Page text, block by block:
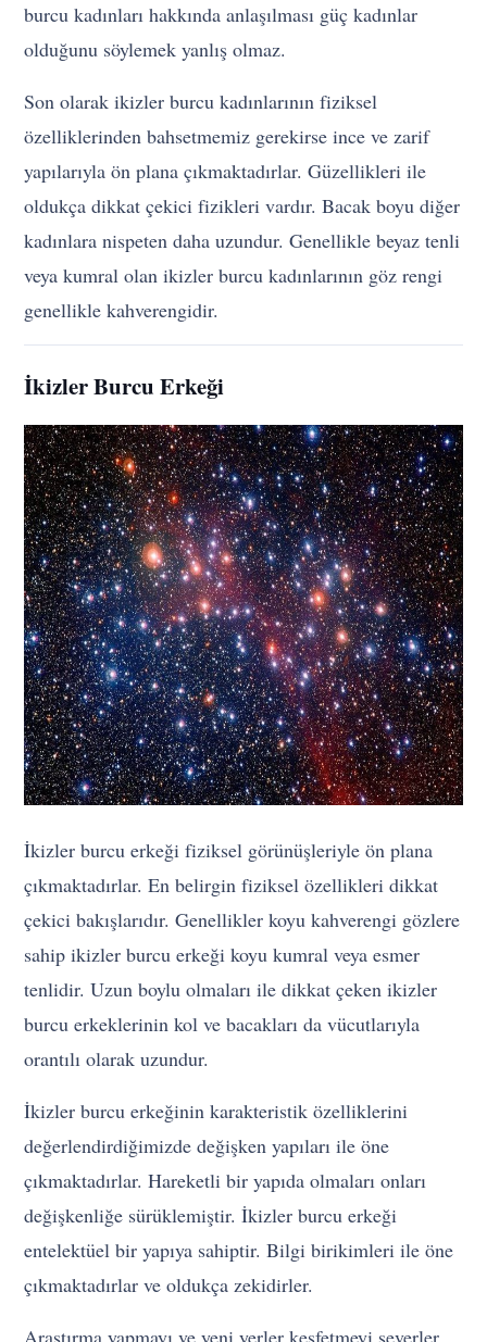
burcu kadınları hakkında anlaşılması güç kadınlar
olduğunu söylemek yanlış olmaz.
Son olarak ikizler burcu kadınlarının fiziksel
özelliklerinden bahsetmemiz gerekirse ince ve zarif
yapılarıyla ön plana çıkmaktadırlar. Güzellikleri ile
oldukça dikkat çekici fizikleri vardır. Bacak boyu diğer
kadınlara nispeten daha uzundur. Genellikle beyaz tenli
veya kumral olan ikizler burcu kadınlarının göz rengi
genellikle kahverengidir.
İkizler Burcu Erkeği
İkizler burcu erkeği fiziksel görünüşleriyle ön plana
çıkmaktadırlar. En belirgin fiziksel özellikleri dikkat
çekici bakışlarıdır. Genellikler koyu kahverengi gözlere
sahip ikizler burcu erkeği koyu kumral veya esmer
tenlidir. Uzun boylu olmaları ile dikkat çeken ikizler
burcu erkeklerinin kol ve bacakları da vücutlarıyla
orantılı olarak uzundur.
İkizler burcu erkeğinin karakteristik özelliklerini
değerlendirdiğimizde değişken yapıları ile öne
çıkmaktadırlar. Hareketli bir yapıda olmaları onları
değişkenliğe sürüklemiştir. İkizler burcu erkeği
entelektüel bir yapıya sahiptir. Bilgi birikimleri ile öne
çıkmaktadırlar ve oldukça zekidirler.
Araştırma yapmayı ve yeni yerler keşfetmeyi severler.